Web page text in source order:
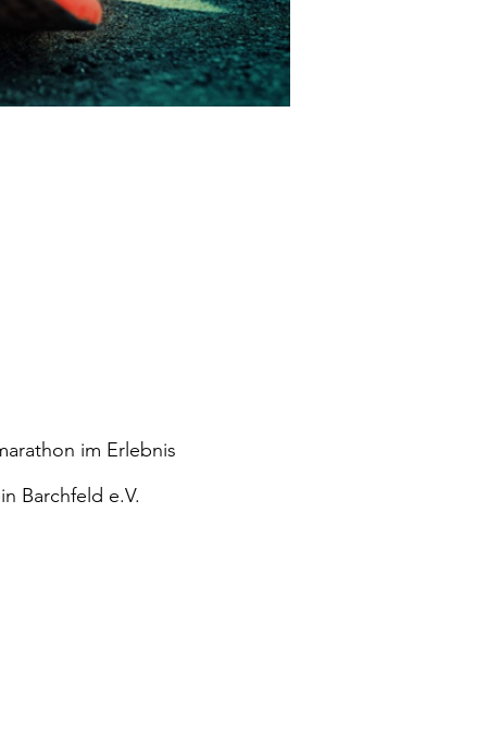
im Erlebnis
Barchfeld e.V.